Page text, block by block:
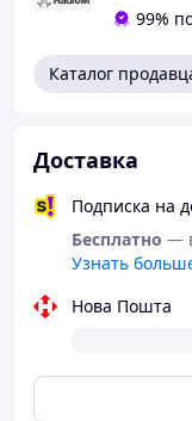
99%
Каталог
Доставка
Подписка на
Бесплатно —
Узнать
Нова Пошта